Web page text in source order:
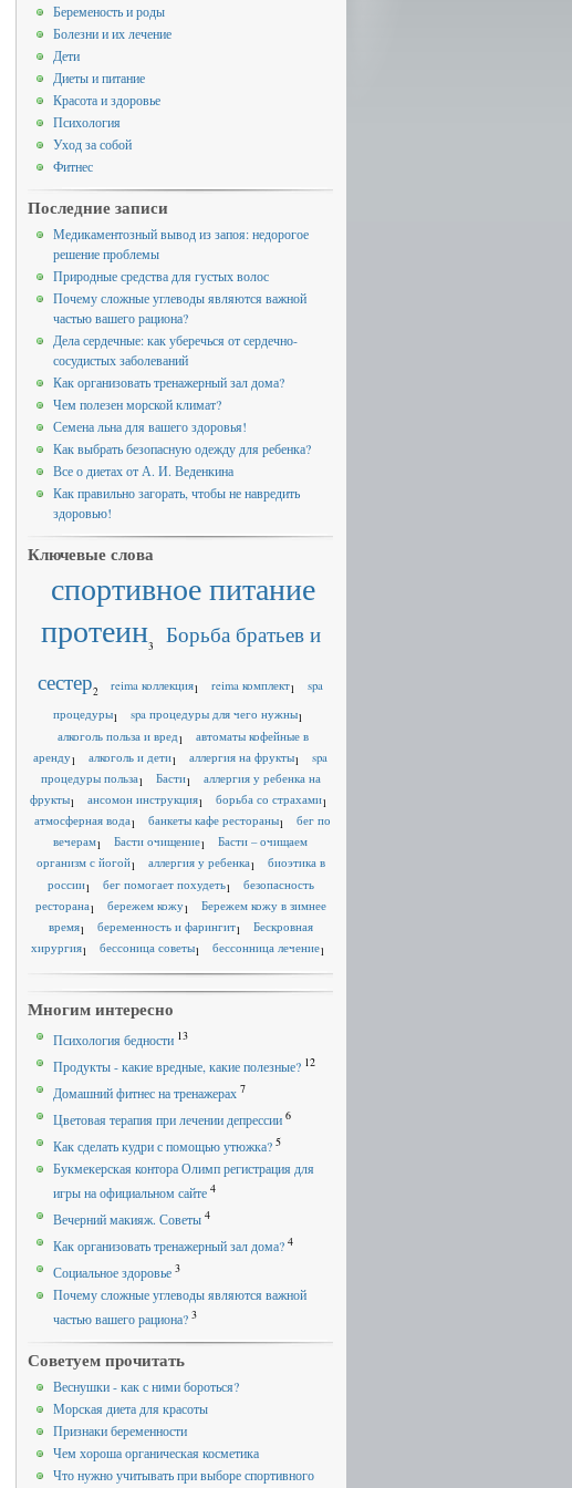
Беременость и роды
Болезни и их лечение
Дети
Диеты и питание
Красота и здоровье
Психология
Уход за собой
Фитнес
Последние записи
Медикаментозный вывод из запоя: недорогое
решение проблемы
Природные средства для густых волос
Почему сложные углеводы являются важной
частью вашего рациона?
Дела сердечные: как уберечься от сердечно-
сосудистых заболеваний
Как организовать тренажерный зал дома?
Чем полезен морской климат?
Семена льна для вашего здоровья!
Как выбрать безопасную одежду для ребенка?
Все о диетах от А. И. Веденкина
Как правильно загорать, чтобы не навредить
здоровью!
Ключевые слова
спортивное питание
протеин3
Борьба братьев и
сестер2 reima коллекция1 reima комплект1
spa
процедуры1 spa процедуры для чего нужны1
алкоголь польза и вред1
автоматы кофейные в
аренду1 алкоголь и дети1 аллергия на фрукты1
spa
процедуры польза1 Басти1
аллергия у ребенка на
фрукты1 ансомон инструкция1 борьба со страхами1
атмосферная вода1 банкеты кафе рестораны1
бег по
вечерам1 Басти очищение1
Басти – очищаем
организм с йогой1 аллергия у ребенка1
биоэтика в
россии1 бег помогает похудеть1
безопасность
ресторана1 бережем кожу1
Бережем кожу в зимнее
время1 беременность и фарингит1
Бескровная
хирургия1 бессоница советы1 бессонница лечение1
Многим интересно
Психология бедности 13
Продукты - какие вредные, какие полезные? 12
Домашний фитнес на тренажерах 7
Цветовая терапия при лечении депрессии 6
Как сделать кудри с помощью утюжка? 5
Букмекерская контора Олимп регистрация для
игры на официальном сайте 4
Вечерний макияж. Советы 4
Как организовать тренажерный зал дома? 4
Социальное здоровье 3
Почему сложные углеводы являются важной
частью вашего рациона? 3
Советуем прочитать
Веснушки - как с ними бороться?
Морская диета для красоты
Признаки беременности
Чем хороша органическая косметика
Что нужно учитывать при выборе спортивного